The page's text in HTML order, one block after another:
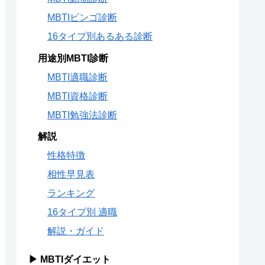
MBTIビンゴ診断
16タイプ別あるある診断
用途別MBTI診断
MBTI適職診断
MBTI資格診断
MBTI勉強法診断
解説
性格特徴
相性早見表
ランキング
16タイプ別 適職
解説・ガイド
▶ MBTIダイエット